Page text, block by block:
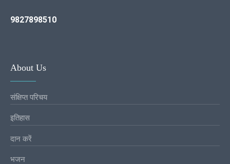
9827898510
About Us
संक्षिप्त परिचय
इतिहास
दान करें
भजन